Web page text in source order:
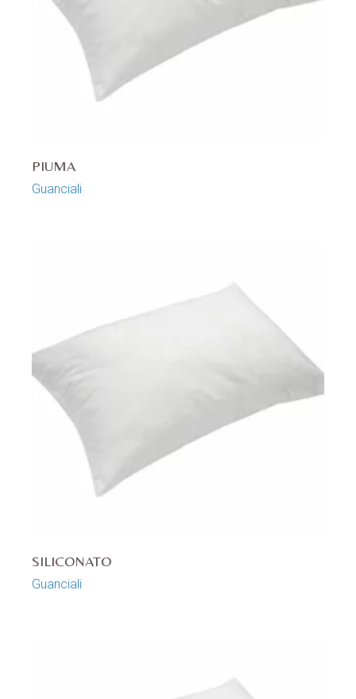
PIUMA
Guanciali
SILICONATO
Guanciali